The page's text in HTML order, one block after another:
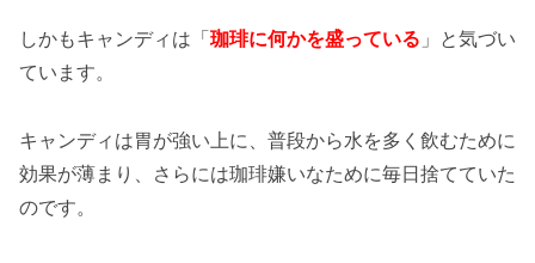
しかもキャンディは「珈琲に何かを盛っている 」と気づい
ています。
キャンディは胃が強い上に、普段から水を多く飲むために
効果が薄まり、さらには珈琲嫌いなために毎日捨てていた
のです。